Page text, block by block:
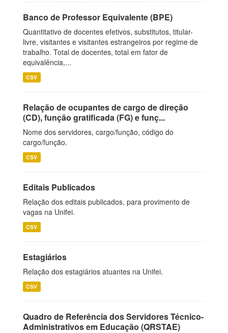
Banco de Professor Equivalente (BPE)
Quantitativo de docentes efetivos, substitutos, titular-
livre, visitantes e visitantes estrangeiros por regime de
trabalho. Total de docentes, total em fator de
equivalência,...
CSV
Relação de ocupantes de cargo de direção
(CD), função gratificada (FG) e funç...
Nome dos servidores, cargo/função, código do
cargo/função.
CSV
Editais Publicados
Relação dos editais publicados, para provimento de
vagas na Unifei.
CSV
Estagiários
Relação dos estagiários atuantes na Unifei.
CSV
Quadro de Referência dos Servidores Técnico-
Administrativos em Educação (QRSTAE)